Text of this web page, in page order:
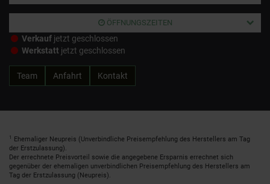
ÖFFNUNGSZEITEN
Verkauf jetzt geschlossen
Werkstatt jetzt geschlossen
Team Anfahrt Kontakt
1 Ehemaliger Neupreis (Unverbindliche Preisempfehlung des Herstellers am Tag
der Erstzulassung).
Der errechnete Preisvorteil sowie die angegebene Ersparnis errechnet sich
gegenüber der ehemaligen unverbindlichen Preisempfehlung des Herstellers am
Tag der Erstzulassung (Neupreis).